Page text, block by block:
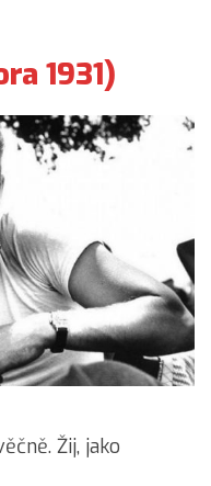
1931)
Žij, jako